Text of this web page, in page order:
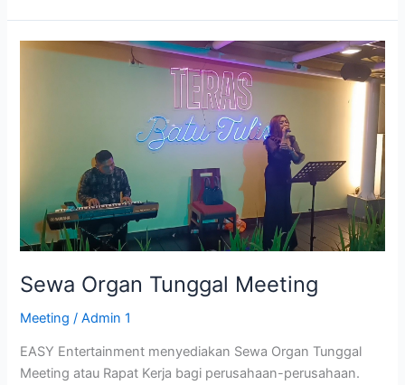
Sewa Organ Tunggal Meeting
Meeting /Admin 1
EASY Entertainment menyediakan Sewa Organ Tunggal
Meeting atau Rapat Kerja bagi perusahaan-perusahaan.
Sewa